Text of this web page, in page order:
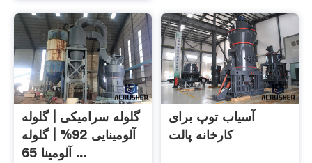
گلوله سرامیکی | گلوله
آلومینایی 92% | گلوله
آلومینا 65 ...
آسیاب توپ برای
کارخانه پالت